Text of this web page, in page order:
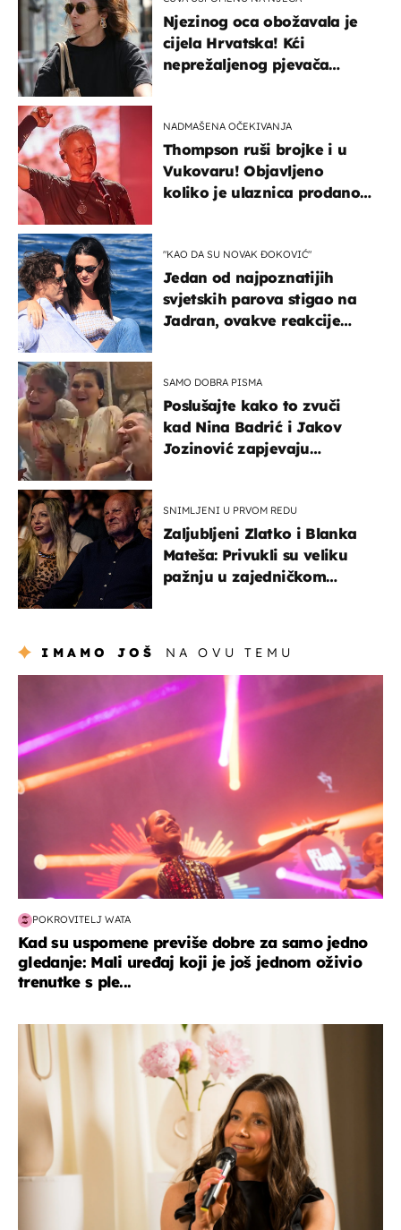
Njezinog oca obožavala je
cijela Hrvatska! Kći
neprežaljenog pjevača
NADMAŠENA OČEKIVANJA
Thompson ruši brojke i u
Vukovaru! Objavljeno
koliko je ulaznica prodano
"KAO DA SU NOVAK ĐOKOVIĆ"
Jedan od najpoznatijih
svjetskih parova stigao na
Jadran, ovakve reakcije
SAMO DOBRA PISMA
Poslušajte kako to zvuči
kad Nina Badrić i Jakov
Jozinović zapjevaju
SNIMLJENI U PRVOM REDU
Zaljubljeni Zlatko i Blanka
Mateša: Privukli su veliku
pažnju u zajedničkom
IMAMO JOŠ NA OVU TEMU
POKROVITELJ WATA
Kad su uspomene previše dobre za samo jedno
gledanje: Mali uređaj koji je još jednom oživio
trenutke s ple...
moda & ljepota